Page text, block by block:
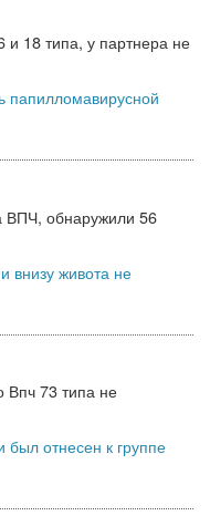
18 типа, у партнера не
папилломавирусной
ВПЧ, обнаружили 56
внизу живота не
Впч 73 типа не
отнесен к группе